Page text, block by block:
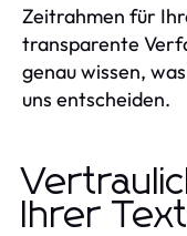
Zeitrahmen für
transparente
genau wissen,
uns entscheiden.
Ihrer